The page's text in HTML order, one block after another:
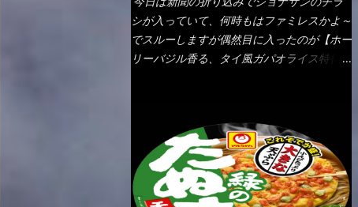
上がったら、丼へ入れてから小鍋のスープを
丼の中へ 最後に小鍋の具を上にかけ、韮の
葉の部分をドサッと乗せて調味油を入れて完
成です。 どうでしょう？ 見た目 Goodデ
イ・ノンスチーム製法で仕上げた、生めんに
近い風味のストレートめんです。 豚の旨味
に数種類の唐辛子、ニンニクを加えた辛さと
コクが凝縮された醤油ベースのスープです。
調味油に赤ラー油とごま油を使用することに
確認し買うことをオススメします。（取り分
け量にも若干有り差がでてるだろう） 早速
タバスコを振りかけて食べてみると・・・結
使ってみたら、これが凄くうまくすくえるん
だよねぇ～（このスプーン当たりだね） 今
回新作のグラタンを頂きましたが、まずまず
の美味しさとダイソーのカレースプーンの。
すくい上げ力の良さを再度認識できました。
シが入っていて、何時もはファミレスかよ～
でスルーしますが偶然目に入ったのが【ホー
リーバジル香る、タイ風ガパオライス特得ク
て・・・今日じゃん！！ そこで近くのお店
へ・・・・ モーニング以外の通常メニュー
は、10:30以降に提供されるので10:40頃に店
内へ 私は基本的、どの店に行っても同じメ